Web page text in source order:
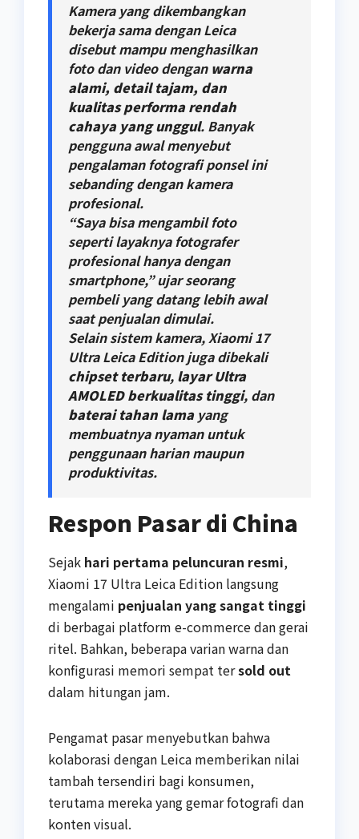
Kamera yang dikembangkan
bekerja sama dengan Leica
disebut mampu menghasilkan
foto dan video dengan warna
alami, detail tajam, dan
kualitas performa rendah
cahaya yang unggul. Banyak
pengguna awal menyebut
pengalaman fotografi ponsel ini
sebanding dengan kamera
profesional.
“Saya bisa mengambil foto
seperti layaknya fotografer
profesional hanya dengan
smartphone,” ujar seorang
pembeli yang datang lebih awal
saat penjualan dimulai.
Selain sistem kamera, Xiaomi 17
Ultra Leica Edition juga dibekali
chipset terbaru, layar Ultra
AMOLED berkualitas tinggi, dan
baterai tahan lamayang
membuatnya nyaman untuk
penggunaan harian maupun
produktivitas.
Respon Pasar di China
Sejak hari pertama peluncuran resmi,
Xiaomi 17 Ultra Leica Edition langsung
mengalami penjualan yang sangat tinggi
di berbagai platform e-commerce dan gerai
ritel. Bahkan, beberapa varian warna dan
konfigurasi memori sempat tersold out
dalam hitungan jam.
Pengamat pasar menyebutkan bahwa
kolaborasi dengan Leica memberikan nilai
tambah tersendiri bagi konsumen,
terutama mereka yang gemar fotografi dan
konten visual.